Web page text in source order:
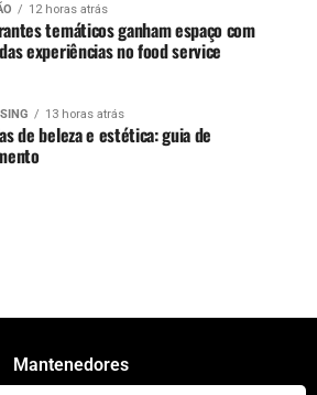
12 horas atrás
temáticos ganham espaço com
experiências no food service
13 horas atrás
de beleza e estética: guia de
Mantenedores